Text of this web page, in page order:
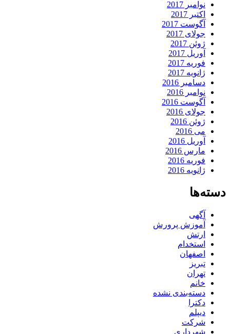
نوامبر 2017
اکتبر 2017
آگوست 2017
جولای 2017
ژوئن 2017
آوریل 2017
فوریه 2017
ژانویه 2017
دسامبر 2016
نوامبر 2016
آگوست 2016
جولای 2016
ژوئن 2016
می 2016
آوریل 2016
مارس 2016
فوریه 2016
ژانویه 2016
دسته‌ها
آگهی
آموزش پرورش
ارتش
استخدام
اصفهان
تبریز
تهران
خانم
دسته‌بندی نشده
دکترا
دیپلم
شرکت
شهرداری